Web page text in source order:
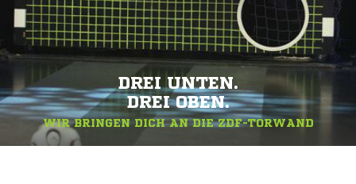
DREI UNTEN.
DREI OBEN.
WIR BRINGEN DICH AN DIE ZDF-TORWAND